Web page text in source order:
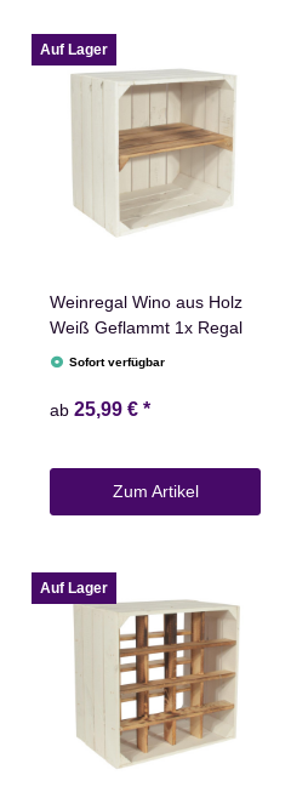
Auf Lager
Weinregal Wino aus Holz
Weiß Geflammt 1x Regal
Sofort verfügbar
ab 25,99 € *
Zum Artikel
Auf Lager